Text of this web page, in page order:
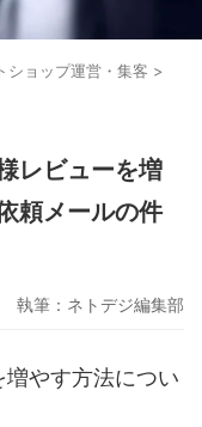
ップ Wix
開業準備 越境EC
ショップ運営・集客 >
レビューを増
頼メールの件
執筆： ネトデジ編集部
やす方法につい